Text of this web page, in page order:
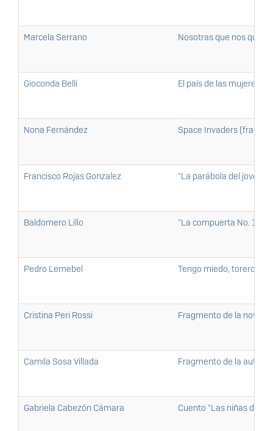
Marcela Serrano Nosotras que nos
Gioconda Belli El país de las mujeres
Nona Fernández Space Invaders
Francisco Rojas Gonzalez "La parábola del joven
Baldomero Lillo "La compuerta No. 12"
Pedro Lemebel Tengo miedo, torero
Cristina Peri Rossi Fragmento de la novela
Camila Sosa Villada Fragmento de la
Gabriela Cabezón Cámara Cuento "Las niñas del